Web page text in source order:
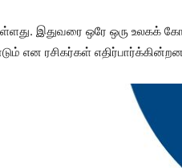
இதுவரை ஒரே ஒரு உலகக்
என ரசிகர்கள்